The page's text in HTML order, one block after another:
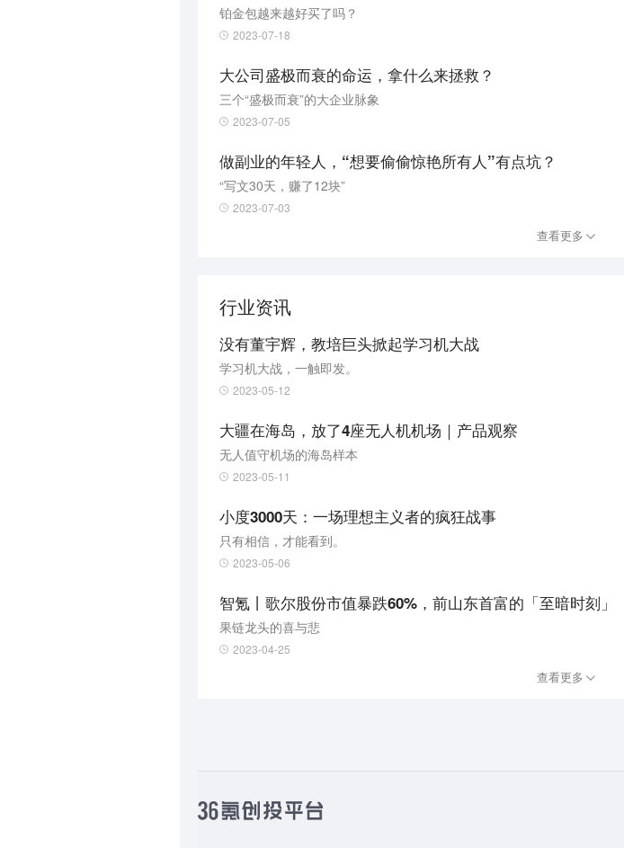
铂金包越来越好买了吗？
2023-07-18
大公司盛极而衰的命运，拿什么来拯救？
三个“盛极而衰”的大企业脉象​
2023-07-05
做副业的年轻人，“想要偷偷惊艳所有人”有点坑？
“写文30天，赚了12块”
2023-07-03
查看更多
行业资讯
没有董宇辉，教培巨头掀起学习机大战
学习机大战，一触即发。
2023-05-12
大疆在海岛，放了4座无人机机场｜产品观察
无人值守机场的海岛样本
2023-05-11
小度3000天：一场理想主义者的疯狂战事
只有相信，才能看到。
2023-05-06
智氪丨歌尔股份市值暴跌60%，前山东首富的「至暗时刻」
果链龙头的喜与悲
2023-04-25
查看更多